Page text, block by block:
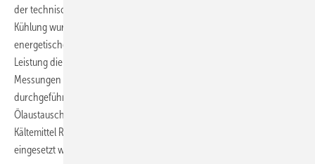
der technischen Eignung im Bereich der mittleren und kleinen
Kühlung wurden für die experimentellen Untersuchungen
energetischer Parameter an einer älteren Kälteanlage mittlerer
Leistung die Kältemittel R 134a, R 401A und R 409A verwendet. Die
Messungen wurden ebenfalls mit dem Kältemittelgemisch R 12/R 134a
durchgeführt, das man bis zu einem Anteil von 20 Gew.-% R 12 ohne
Ölaustausch einsetzen kann; ebenfalls untersucht wurde das
Kältemittel R 22, das noch eine relativ lange Zeit ohne Begrenzung
eingesetzt werden